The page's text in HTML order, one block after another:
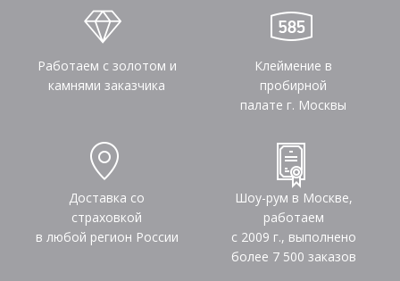
Работаем с золотом и
камнями заказчика
Клеймение в
пробирной
палате г. Москвы
Доставка со
страховкой
в любой регион России
Шоу-рум в Москве,
работаем
с 2009 г., выполнено
более 7 500 заказов